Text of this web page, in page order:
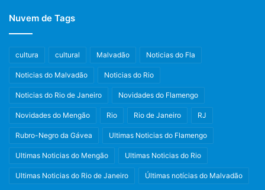
Nuvem de Tags
cultura cultural Malvadão Noticias do Fla
Noticias do Malvadão Noticias do Rio
Noticias do Rio de Janeiro Novidades do Flamengo
Novidades do Mengão Rio Rio de Janeiro RJ
Rubro-Negro da Gávea Ultimas Noticias do Flamengo
Ultimas Noticias do Mengão Ultimas Noticias do Rio
Ultimas Noticias do Rio de Janeiro Últimas notícias do Malvadão